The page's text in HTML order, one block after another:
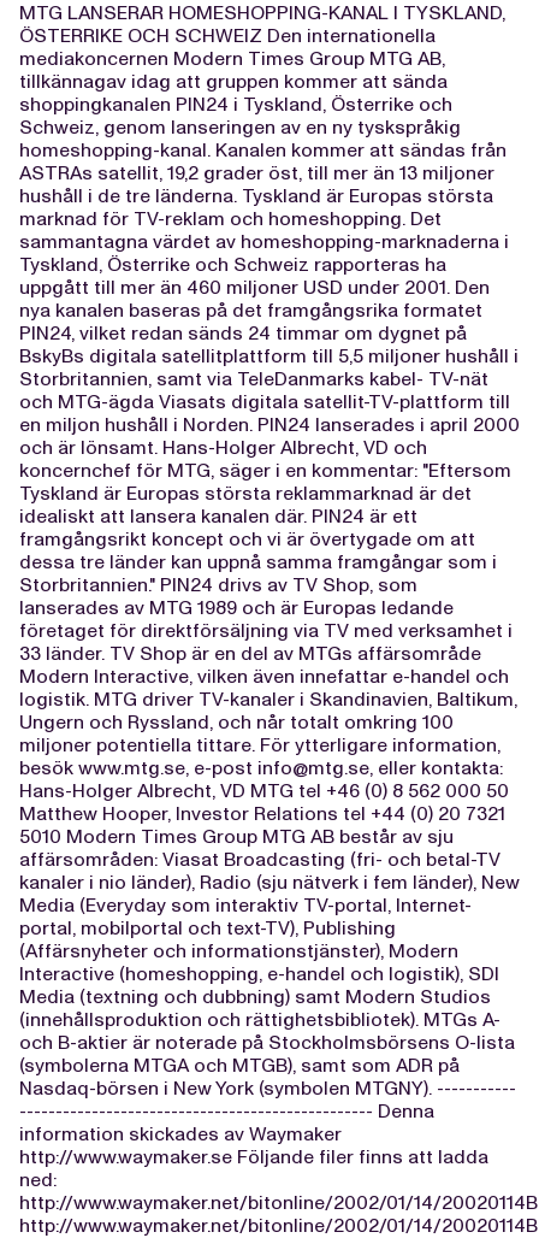
MTG LANSERAR HOMESHOPPING-KANAL I TYSKLAND,
ÖSTERRIKE OCH SCHWEIZ Den internationella
mediakoncernen Modern Times Group MTG AB,
tillkännagav idag att gruppen kommer att sända
shoppingkanalen PIN24 i Tyskland, Österrike och
Schweiz, genom lanseringen av en ny tyskspråkig
homeshopping-kanal. Kanalen kommer att sändas från
ASTRAs satellit, 19,2 grader öst, till mer än 13 miljoner
hushåll i de tre länderna. Tyskland är Europas största
marknad för TV-reklam och homeshopping. Det
sammantagna värdet av homeshopping-marknaderna i
Tyskland, Österrike och Schweiz rapporteras ha
uppgått till mer än 460 miljoner USD under 2001. Den
nya kanalen baseras på det framgångsrika formatet
PIN24, vilket redan sänds 24 timmar om dygnet på
BskyBs digitala satellitplattform till 5,5 miljoner hushåll i
Storbritannien, samt via TeleDanmarks kabel- TV-nät
och MTG-ägda Viasats digitala satellit-TV-plattform till
en miljon hushåll i Norden. PIN24 lanserades i april 2000
och är lönsamt. Hans-Holger Albrecht, VD och
koncernchef för MTG, säger i en kommentar: "Eftersom
Tyskland är Europas största reklammarknad är det
idealiskt att lansera kanalen där. PIN24 är ett
framgångsrikt koncept och vi är övertygade om att
dessa tre länder kan uppnå samma framgångar som i
Storbritannien." PIN24 drivs av TV Shop, som
lanserades av MTG 1989 och är Europas ledande
företaget för direktförsäljning via TV med verksamhet i
33 länder. TV Shop är en del av MTGs affärsområde
Modern Interactive, vilken även innefattar e-handel och
logistik. MTG driver TV-kanaler i Skandinavien, Baltikum,
Ungern och Ryssland, och når totalt omkring 100
miljoner potentiella tittare. För ytterligare information,
besök www.mtg.se, e-post info@mtg.se, eller kontakta:
Hans-Holger Albrecht, VD MTG tel +46 (0) 8 562 000 50
Matthew Hooper, Investor Relations tel +44 (0) 20 7321
5010 Modern Times Group MTG AB består av sju
affärsområden: Viasat Broadcasting (fri- och betal-TV
kanaler i nio länder), Radio (sju nätverk i fem länder), New
Media (Everyday som interaktiv TV-portal, Internet-
portal, mobilportal och text-TV), Publishing
(Affärsnyheter och informationstjänster), Modern
Interactive (homeshopping, e-handel och logistik), SDI
Media (textning och dubbning) samt Modern Studios
(innehållsproduktion och rättighetsbibliotek). MTGs A-
och B-aktier är noterade på Stockholmsbörsens O-lista
(symbolerna MTGA och MTGB), samt som ADR på
Nasdaq-börsen i New York (symbolen MTGNY). -----------
------------------------------------------------- Denna
information skickades av Waymaker
http://www.waymaker.se Följande filer finns att ladda
ned:
http://www.waymaker.net/bitonline/2002/01/14/
http://www.waymaker.net/bitonline/2002/01/14/